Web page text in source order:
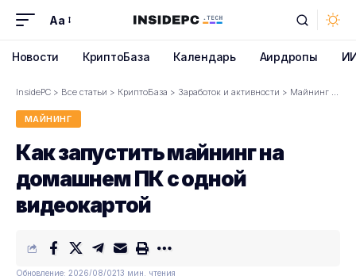
Font
Aa
Новости КриптоБаза Календарь Аирдропы
InsidePC > Все статьи > КриптоБаза > Заработок и активности > Майнинг
МАЙНИНГ
Как запустить майнинг на
домашнем ПК с одной
видеокартой
Обновление: 2026/08/0213 мин. чтения